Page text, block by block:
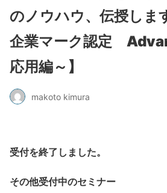
のノウハウ、伝授しま
企業マーク認定
応用編～】
makoto kimura
受付を終了しました。
その他受付中のセミナー